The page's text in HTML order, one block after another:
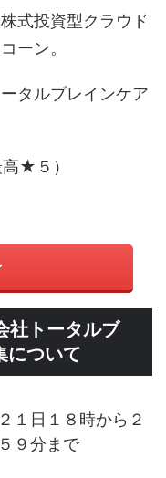
式投資型クラウド
ーン。
タルブレインケア
★５）
社トータルブ
について
１日１８時から２
９分まで